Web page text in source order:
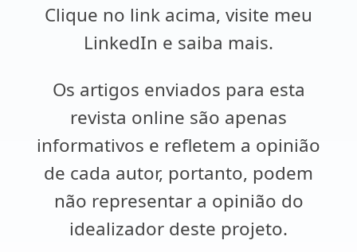
Clique no link acima, visite meu
LinkedIn e saiba mais.
Os artigos enviados para esta
revista online são apenas
informativos e refletem a opinião
de cada autor, portanto, podem
não representar a opinião do
idealizador deste projeto.